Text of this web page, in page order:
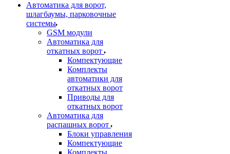
Автоматика для ворот,
шлагбаумы, парковочные
системы
GSM модули
Автоматика для
откатных ворот
Компектующие
Комплекты
автоматики для
откатных ворот
Приводы для
откатных ворот
Автоматика для
распашных ворот
Блоки управления
Компектующие
Комплекты